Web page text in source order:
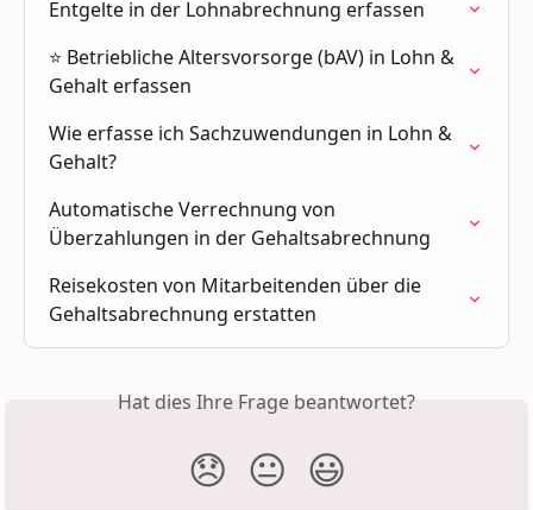
Entgelte in der Lohnabrechnung erfassen
⭐️ Betriebliche Altersvorsorge (bAV) in Lohn &
Gehalt erfassen
Wie erfasse ich Sachzuwendungen in Lohn &
Gehalt?
Automatische Verrechnung von
Überzahlungen in der Gehaltsabrechnung
Reisekosten von Mitarbeitenden über die
Gehaltsabrechnung erstatten
Hat dies Ihre Frage beantwortet?
😞 😐 😃